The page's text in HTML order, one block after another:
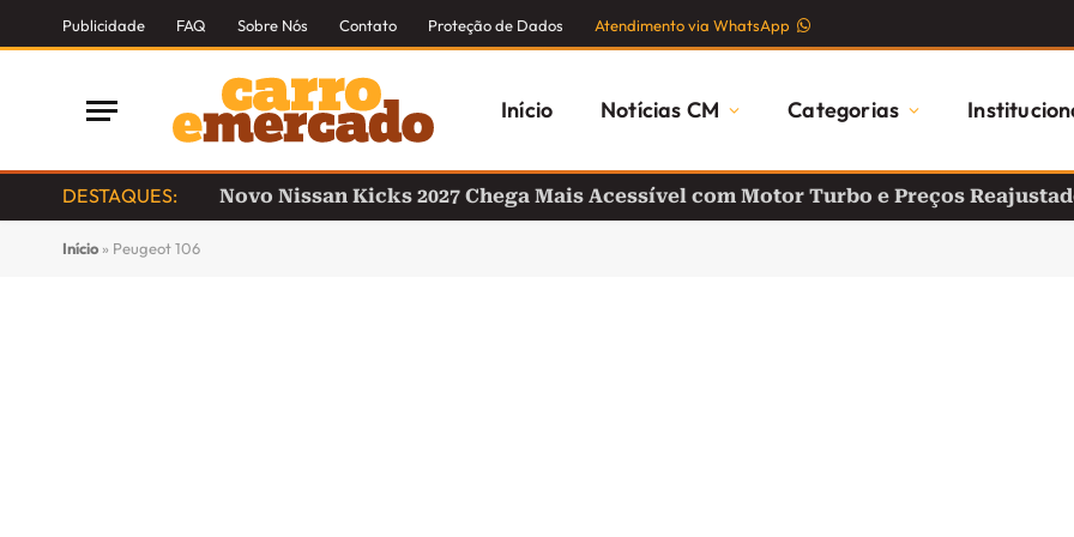
Publicidade FAQ Sobre Nós Contato Proteção de Dados Atendimento via WhatsApp
Início Notícias CM Categorias
DESTAQUES: Novo Nissan Kicks 2027 Chega Mais Acessível com Motor Turbo e Preços
Início » Peugeot 106